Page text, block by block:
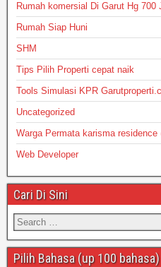
Rumah komersial Di Garut Hg 700
Rumah Siap Huni
SHM
Tips Pilih Properti cepat naik
Tools Simulasi KPR
Uncategorized
Warga Permata karisma residence
Web Developer
Cari Di Sini
Pilih Bahasa (up 100 bahasa)